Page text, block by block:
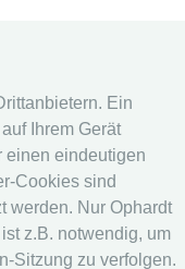
Ein
Ihrem Gerät
einen eindeutigen
Cookies sind
werden. Nur Ophardt
z.B. notwendig, um
Sitzung zu verfolgen.